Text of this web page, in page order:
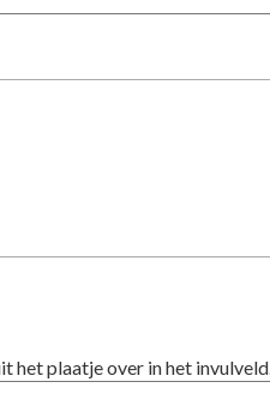
het plaatje over in het invulveld.